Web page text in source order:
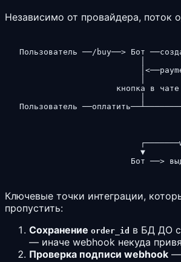
Независимо от провайдера, поток
Пользователь ──/ buy──> Бот
<
кнопка в
Пользователь
                         ┌───────
                         ▼
                       Бот ──
>
Ключевые точки интеграции,
пропустить:
Сохранение order_id в БД ДО
— иначе webhook некуда
Проверка подписи webhook —